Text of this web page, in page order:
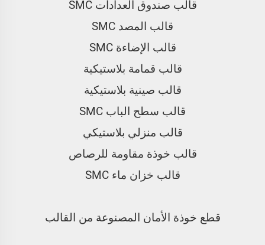
قالب صندوق العدادات SMC
قالب المصد SMC
قالب الإضاءة SMC
قالب قمامة بلاستيكية
قالب صينية بلاستيكية
قالب سطح الباب SMC
قالب منزلي بلاستيكي
قالب خوذة مقاومة للرصاص
قالب خزان ماء SMC
قطع خوذة الأمان المصنوعة من القالب